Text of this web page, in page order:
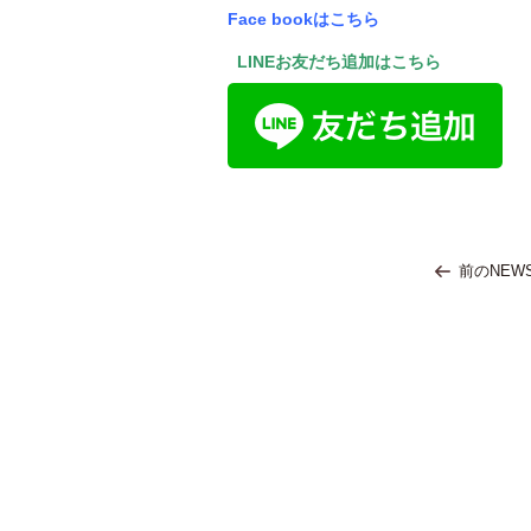
Face bookはこちら
LINEお友だち追加はこちら
前の